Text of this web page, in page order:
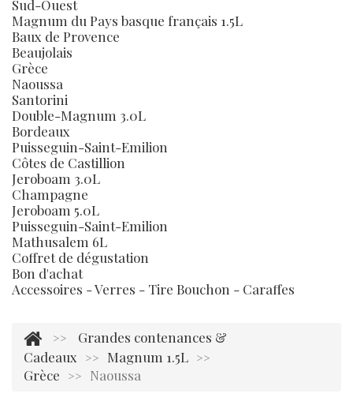
Sud-Ouest
Magnum du Pays basque français 1.5L
Baux de Provence
Beaujolais
Grèce
Naoussa
Santorini
Double-Magnum 3.0L
Bordeaux
Puisseguin-Saint-Emilion
Côtes de Castillion
Jeroboam 3.0L
Champagne
Jeroboam 5.0L
Puisseguin-Saint-Emilion
Mathusalem 6L
Coffret de dégustation
Bon d'achat
Accessoires - Verres - Tire Bouchon - Caraffes
>>
Grandes contenances &
Cadeaux
>> Magnum 1.5L >>
Grèce >> Naoussa